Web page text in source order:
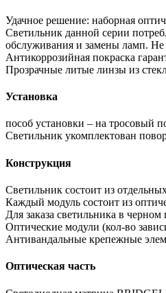
Удачное решение: наборная
Светильник данной серии
обслуживания и замены ламп. Не
Антикоррозийная покраска
Прозрачные литые линзы из
Установка
пособ установки – на тросовый
Светильник укомплектован
Конструкция
Светильник состоит из
Каждый модуль состоит из
Для заказа светильника в
Оптические модули (кол-во
Антивандальные крепежные
Оптическая часть